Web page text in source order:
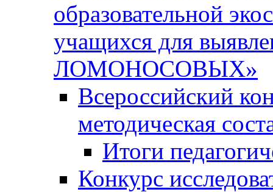
образовательной
учащихся для
ЛОМОНОСОВЫХ»
Всероссийский
методическая
Итоги
Конкурс